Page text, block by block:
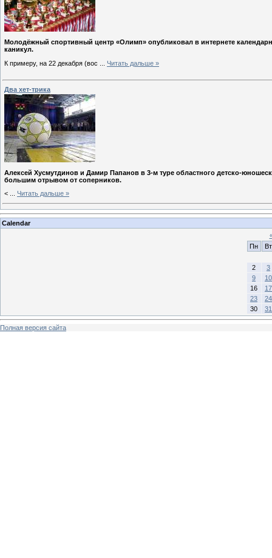
Молодёжный спортивный центр «Олимп» опубликовал в интернете
каникул.
К примеру, на 22 декабря (вос
Читать дальше »
Два хет-трика
Алексей Хусмутдинов и Дамир Папанов в 3-м туре областного детско-
большим отрывом от соперников.
<
Читать дальше »
Calendar
Пн
Вт
2
3
9
10
16
17
23
24
30
31
Полная версия сайта